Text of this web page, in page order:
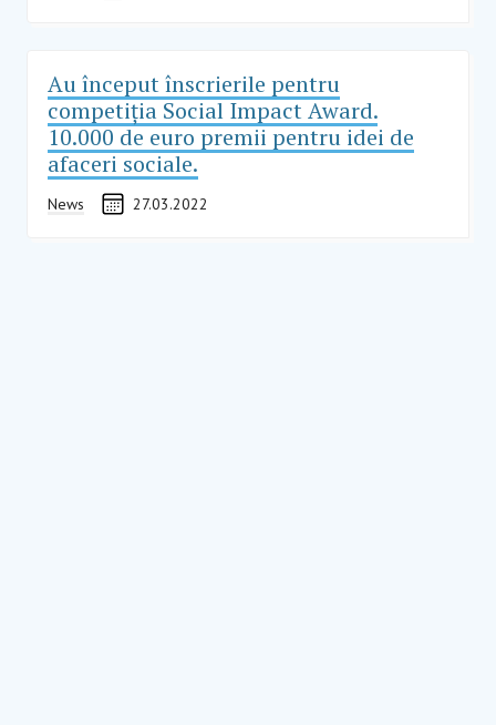
Au început înscrierile pentru
competiția Social Impact Award.
10.000 de euro premii pentru idei de
afaceri sociale.
News 27.03.2022